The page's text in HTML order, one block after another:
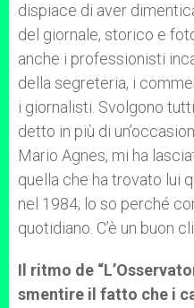
dispiace di aver
del giornale, storico e
anche i professionisti
della segreteria, i
i giornalisti. Svolgono
detto in più di
Mario Agnes, mi ha
quella che ha trovato lui
nel 1984; lo so perché
quotidiano. C’è un buon
Il ritmo de
smentire il fatto che i